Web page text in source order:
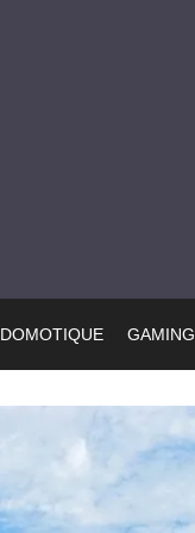
DOMOTIQUE GAMING